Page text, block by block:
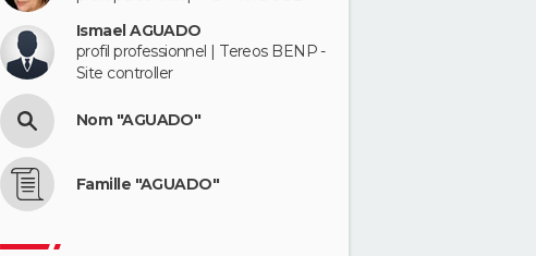
Ismael AGUADO
profil professionnel | Tereos BENP -
Site controller
Nom "AGUADO"
Famille "AGUADO"